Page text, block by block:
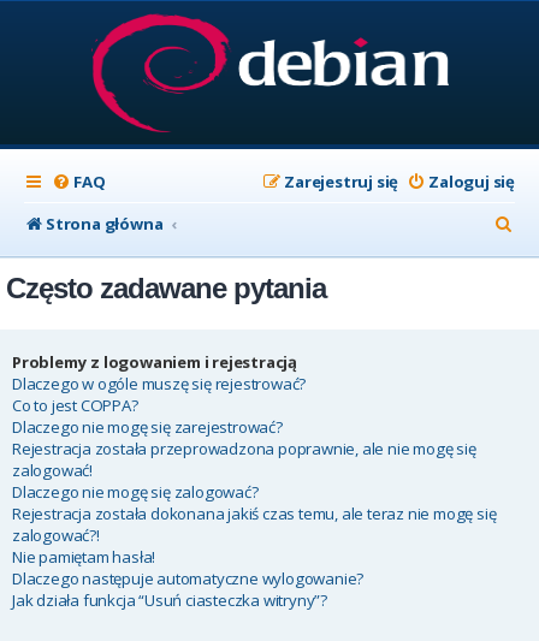
FAQ Zaloguj się
Zarejestruj się
Strona główna
z
Często zadawane pytania
Problemy z logowaniem i rejestracją
Dlaczego w ogóle muszę się rejestrować?
Co to jest COPPA?
Dlaczego nie mogę się zarejestrować?
Rejestracja została przeprowadzona poprawnie, ale nie mogę się
zalogować!
Dlaczego nie mogę się zalogować?
Rejestracja została dokonana jakiś czas temu, ale teraz nie mogę się
zalogować?!
Nie pamiętam hasła!
Dlaczego następuje automatyczne wylogowanie?
Jak działa funkcja “Usuń ciasteczka witryny”?